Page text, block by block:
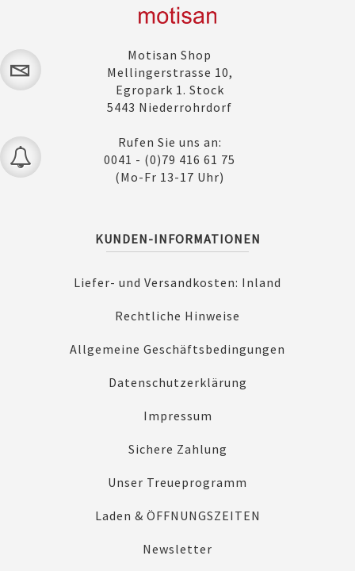
Motisan Shop
Mellingerstrasse 10,
Egropark 1. Stock
5443 Niederrohrdorf
Rufen Sie uns an:
0041 - (0)79 416 61 75
(Mo-Fr 13-17 Uhr)
KUNDEN-INFORMATIONEN
Liefer- und Versandkosten: Inland
Rechtliche Hinweise
Allgemeine Geschäftsbedingungen
Datenschutzerklärung
Impressum
Sichere Zahlung
Unser Treueprogramm
Laden & ÖFFNUNGSZEITEN
Newsletter